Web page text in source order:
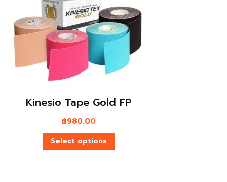
Kinesio Tape Gold FP
฿980.00
Select options